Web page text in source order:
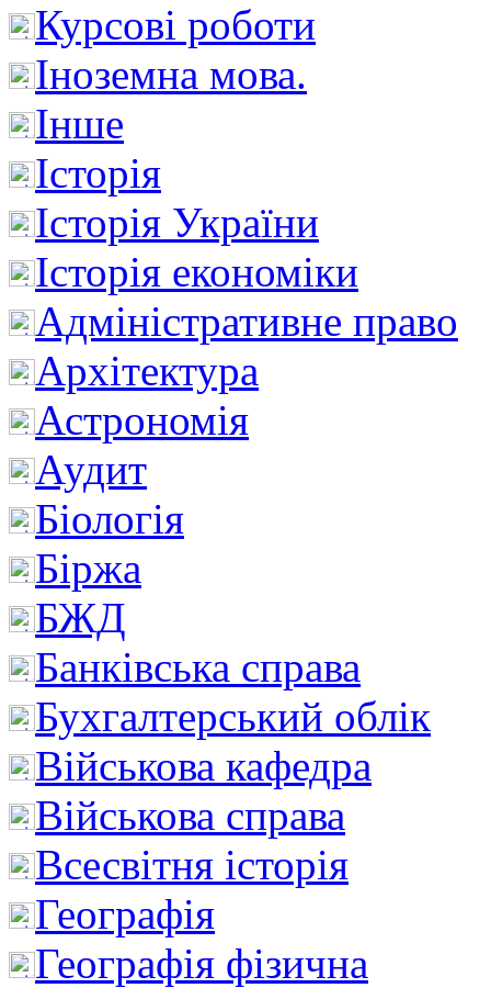
Курсові роботи
Іноземна мова.
Інше
Історія
Історія України
Історія економіки
Адміністративне право
Архітектура
Астрономія
Аудит
Біологія
Біржа
БЖД
Банківська справа
Бухгалтерський облік
Військова кафедра
Військова справа
Всесвітня історія
Географія
Географія фізична